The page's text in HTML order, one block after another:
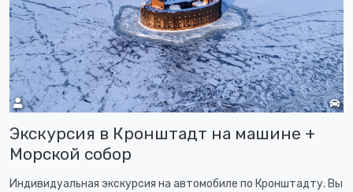
Экскурсия в Кронштадт на машине +
Морской собор
Индивидуальная экскурсия на автомобиле по Кронштадту. Вы